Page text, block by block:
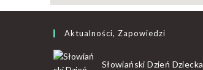
Aktualności, Zapowiedzi
Słowiański Dzień Dziecka